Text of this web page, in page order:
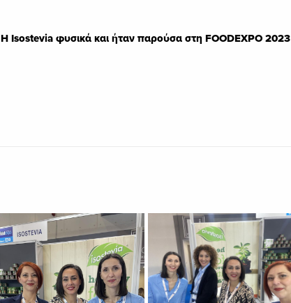
Η Isostevia φυσικά και ήταν παρούσα στη FOODEXPO 2023